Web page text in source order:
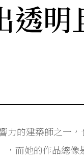
透明
的建築師之一
而她的作品總